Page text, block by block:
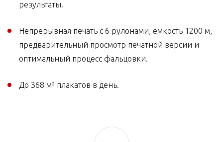
результаты.
Непрерывная печать с 6 рулонами, емкость 1200 м,
предварительный просмотр печатной версии и
оптимальный процесс фальцовки.
До 368 м² плакатов в день.